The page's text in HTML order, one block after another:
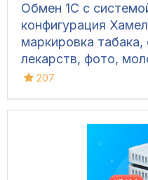
Обмен 1С с
конфигурация
маркировка
лекарств, фото,
питьевой воды,
207